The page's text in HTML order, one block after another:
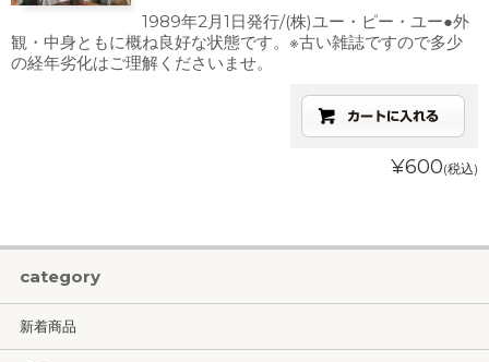
1989年2月1日発行/(株)ユー・ピー・ユー●外
観・中身ともに概ね良好な状態です。※古い雑誌ですので多少
の経年劣化はご理解くださいませ。
¥600(税込)
category
新着商品